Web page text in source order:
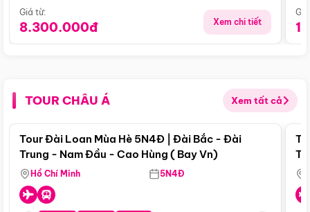
Giá từ:
8.300.000đ Xem chi tiết
TOUR CHÂU Á Xem tất cả
Điểm nổi bật
Tour Đài Loan Mùa Hè 5N4Đ | Đài Bắc - Đài
Trung - Nam Đầu - Cao Hùng ( Bay Vn)
Hồ Chí Minh 5N4Đ